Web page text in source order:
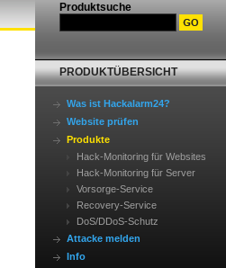
Produktsuche
PRODUKTÜBERSICHT
Was ist Hackalarm24?
Website prüfen
Produkte
Hack-Monitoring für Websites
Hack-Monitoring für Server
Vorsorge-Service
Recovery-Service
DoS/DDoS-Schutz
Attacke melden
Info